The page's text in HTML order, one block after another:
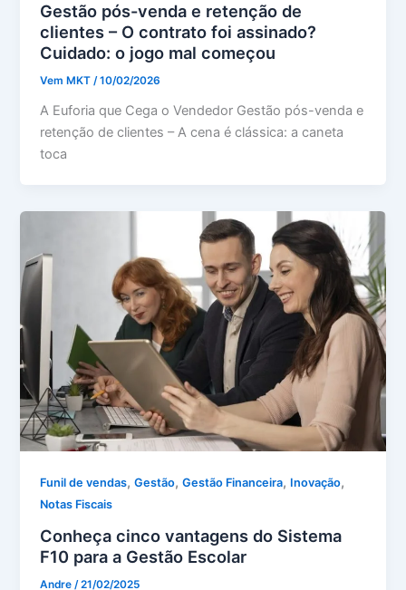
Gestão pós-venda e retenção de
clientes – O contrato foi assinado?
Cuidado: o jogo mal começou
Vem MKT/10/02/2026
A Euforia que Cega o Vendedor Gestão pós-venda e
retenção de clientes – A cena é clássica: a caneta
toca
Funil de vendas,Gestão,Gestão Financeira, Inovação,
Notas Fiscais
Conheça cinco vantagens do Sistema
F10 para a Gestão Escolar
Andre /21/02/2025